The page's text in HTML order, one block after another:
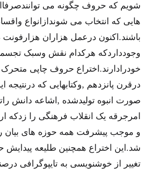
شویم که حروف چگونه می
هایی که انتخاب می شوندازانواع
باشند.اکنون درعمل هزاران
وجودداردکه هرکدام نقش وسبک
خودرادارند.اختراع حروف چاپی
درقرن پانزدهم ,وکتابهایی که درنتیجه
صورت انبوه تولیدشده ,اشاعه دانش
امرجرقه یک انقلاب فرهنگی را زدکه
و موجب پیشرفت همه حوزه های بیان
شد.این اختراع همچنین طلیعه
تغییر از خوشنویسی به تایپوگرافی